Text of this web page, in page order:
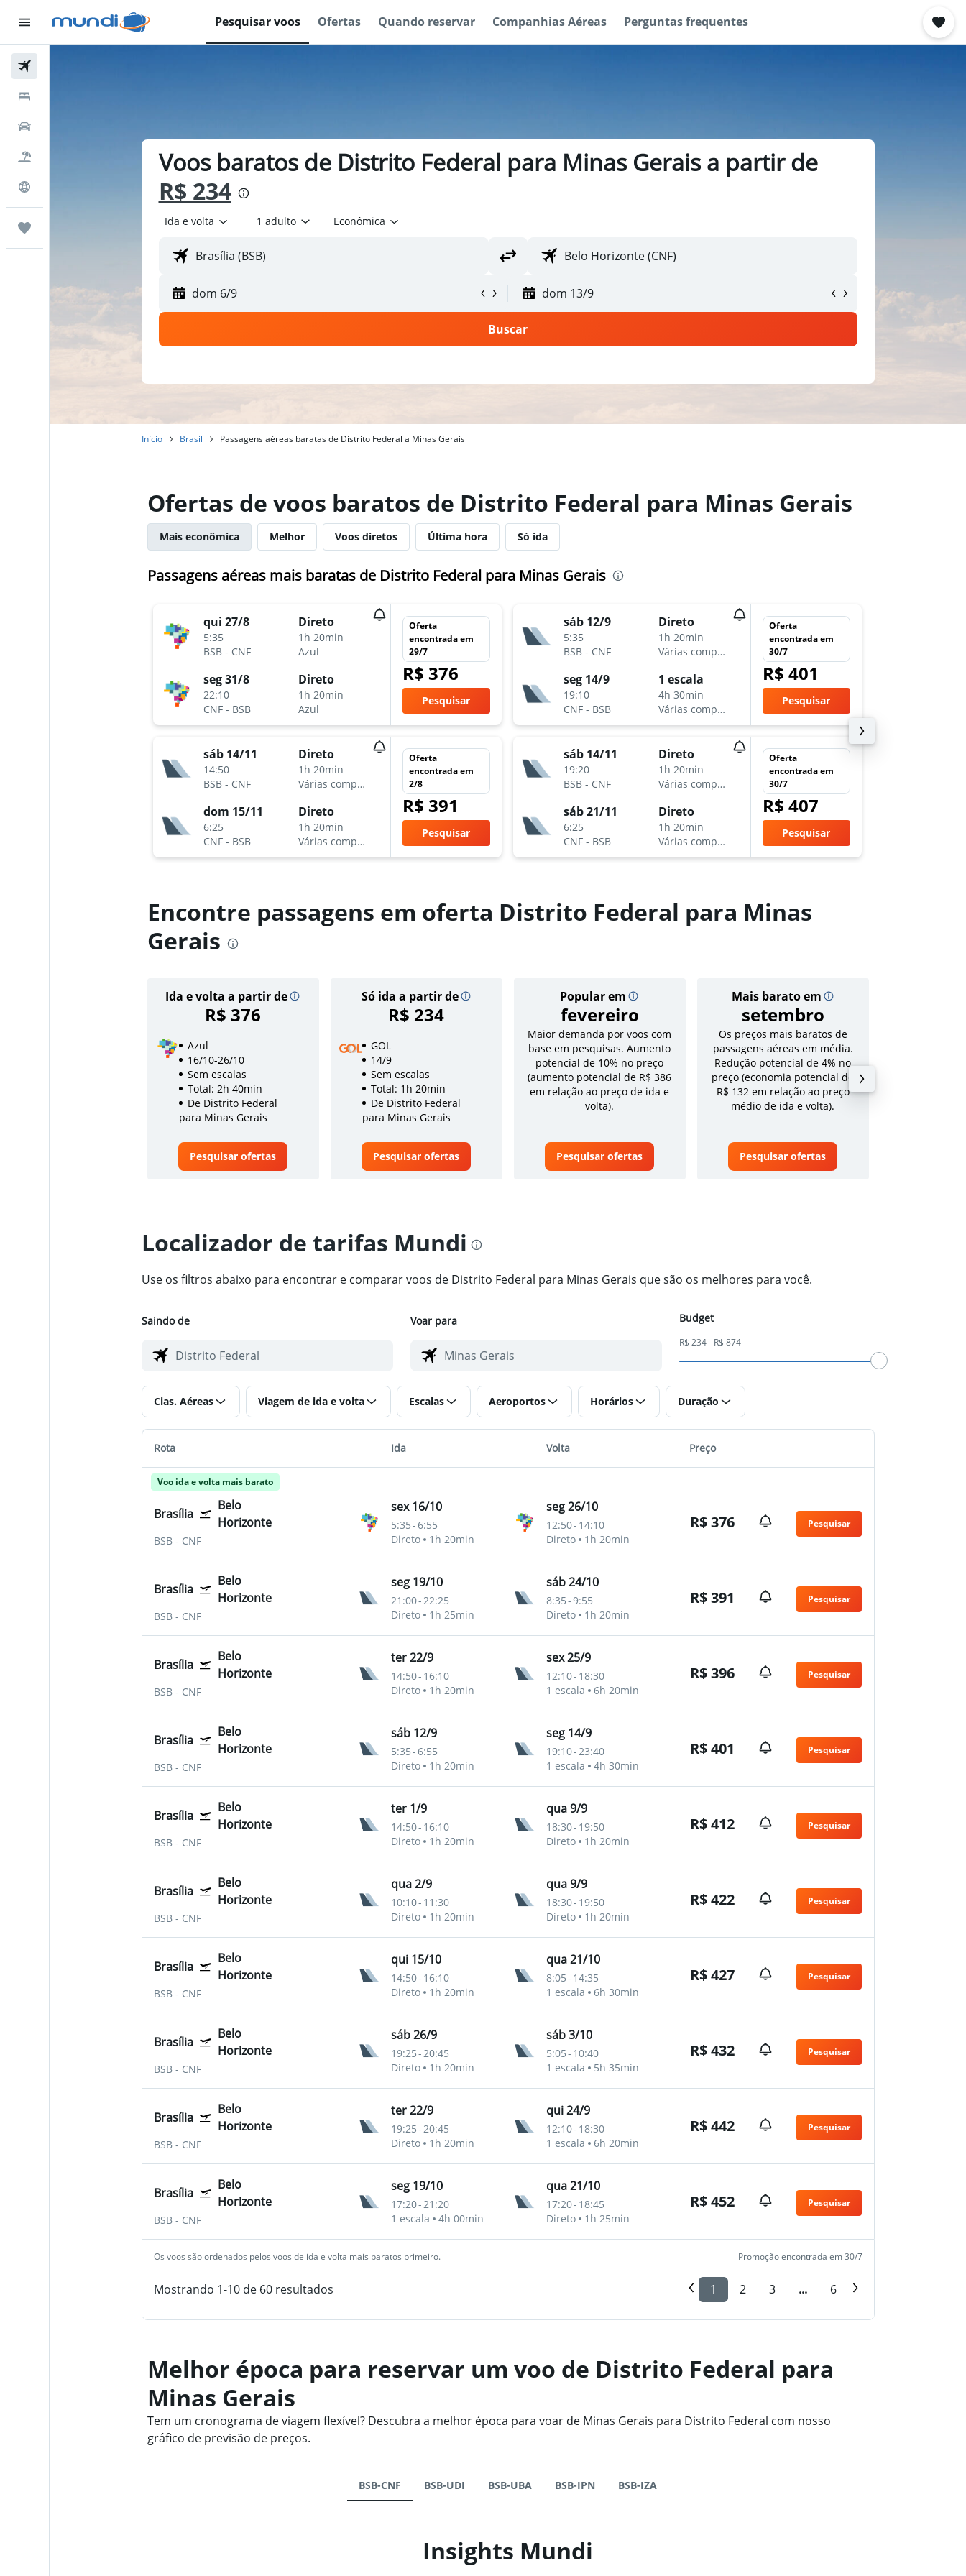
Pesquisar voos Ofertas Quando reservar Companhias Aéreas Perguntas frequentes
Voos baratos de Distrito Federal para Minas Gerais a partir de
R$ 234
Ida e volta 1 adulto Econômica
dom 6/9 dom 13/9
Buscar
Início Brasil Passagens aéreas baratas de Distrito Federal a Minas Gerais
Ofertas de voos baratos de Distrito Federal para Minas Gerais
Mais econômica Melhor Voos diretos Última hora Só ida
Passagens aéreas mais baratas de Distrito Federal para Minas Gerais
qui 27/8
5:35
BSB- CNF
Direto
1h 20min
Azul
seg 31/8
22:10
CNF- BSB
Direto
1h 20min
Azul
Oferta
encontrada em
29/7
R$ 376
Pesquisar
sáb 14/11
14:50
BSB- CNF
Direto
1h 20min
Várias companhias aéreas
dom 15/11
6:25
CNF- BSB
Direto
1h 20min
Várias companhias aéreas
Oferta
encontrada em
2/8
R$ 391
Pesquisar
sáb 12/9
5:35
BSB- CNF
Direto
1h 20min
Várias companhias aéreas
seg 14/9
19:10
CNF- BSB
1 escala
4h 30min
Várias companhias aéreas
Oferta
encontrada em
30/7
R$ 401
Pesquisar
sáb 14/11
19:20
BSB- CNF
Direto
1h 20min
Várias companhias aéreas
sáb 21/11
6:25
CNF- BSB
Direto
1h 20min
Várias companhias aéreas
Oferta
encontrada em
30/7
R$ 407
Pesquisar
Encontre passagens em oferta Distrito Federal para Minas
Gerais
Ida e volta a partir de
R$ 376
Só ida a partir de
R$ 234
Popular em
fevereiro
Mais barato em
setembro
Azul
16/10-26/10
Sem escalas
Total: 2h 40min
De Distrito Federal
para Minas Gerais
Pesquisar ofertas
GOL
14/9
Sem escalas
Total: 1h 20min
De Distrito Federal
para Minas Gerais
Pesquisar ofertas
Maior demanda por voos com
base em pesquisas. Aumento
potencial de 10% no preço
(aumento potencial de R$ 386
em relação ao preço de ida e
volta).
Pesquisar ofertas
Os preços mais baratos de
passagens aéreas em média.
Redução potencial de 4% no
preço (economia potencial de
R$ 132 em relação ao preço
médio de ida e volta).
Pesquisar ofertas
Localizador de tarifas Mundi
Use os filtros abaixo para encontrar e comparar voos de Distrito Federal para Minas Gerais que são os melhores para você.
Saindo de Voar para Budget
R$ 234 - R$ 874
Cias. Aéreas Viagem de ida e volta Escalas Aeroportos Horários Duração
Rota Ida Volta Preço
Voo ida e volta mais barato
Brasília
Belo
Horizonte
BSB- CNF
sex 16/10
5:35-6:55
Direto
1h 20min
seg 26/10
12:50- 14:10
Direto
1h 20min
R$ 376 Pesquisar
Brasília
Belo
Horizonte
BSB- CNF
seg 19/10
21:00-22:25
Direto
1h 25min
sáb 24/10
8:35-9:55
Direto
1h 20min
R$ 391 Pesquisar
Brasília
Belo
Horizonte
BSB- CNF
ter 22/9
14:50- 16:10
Direto
1h 20min
sex 25/9
12:10- 18:30
1 escala
6h 20min
R$ 396 Pesquisar
Brasília
Belo
Horizonte
BSB- CNF
sáb 12/9
5:35-6:55
Direto
1h 20min
seg 14/9
19:10-23:40
1 escala
4h 30min
R$ 401 Pesquisar
Brasília
Belo
Horizonte
BSB- CNF
ter 1/9
14:50- 16:10
Direto
1h 20min
qua 9/9
18:30- 19:50
Direto
1h 20min
R$ 412 Pesquisar
Brasília
Belo
Horizonte
BSB- CNF
qua 2/9
10:10- 11:30
Direto
1h 20min
qua 9/9
18:30- 19:50
Direto
1h 20min
R$ 422 Pesquisar
Brasília
Belo
Horizonte
BSB- CNF
qui 15/10
14:50- 16:10
Direto
1h 20min
qua 21/10
8:05- 14:35
1 escala
6h 30min
R$ 427 Pesquisar
Brasília
Belo
Horizonte
BSB- CNF
sáb 26/9
19:25-20:45
Direto
1h 20min
sáb 3/10
5:05- 10:40
1 escala
5h 35min
R$ 432 Pesquisar
Brasília
Belo
Horizonte
BSB- CNF
ter 22/9
19:25-20:45
Direto
1h 20min
qui 24/9
12:10- 18:30
1 escala
6h 20min
R$ 442 Pesquisar
Brasília
Belo
Horizonte
BSB- CNF
seg 19/10
17:20-21:20
1 escala
4h 00min
qua 21/10
17:20- 18:45
Direto
1h 25min
R$ 452 Pesquisar
Os voos são ordenados pelos voos de ida e volta mais baratos primeiro. Promoção encontrada em 30/7
Mostrando 1-10 de 60 resultados 1 2 3 ... 6
Melhor época para reservar um voo de Distrito Federal para
Minas Gerais
Tem um cronograma de viagem flexível? Descubra a melhor época para voar de Minas Gerais para Distrito Federal com nosso
gráfico de previsão de preços.
BSB-CNF BSB-UDI BSB-UBA BSB-IPN BSB-IZA
Insights Mundi